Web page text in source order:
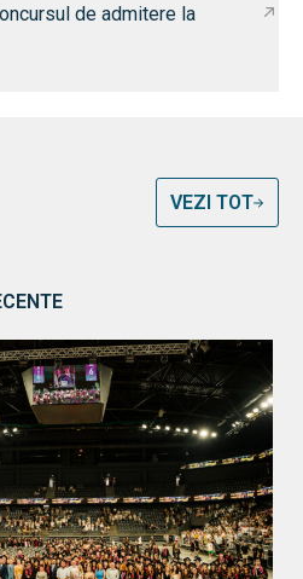
de admitere la
VEZI TOT